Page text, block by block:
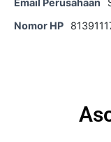
Email Perusahaan
Nomor HP